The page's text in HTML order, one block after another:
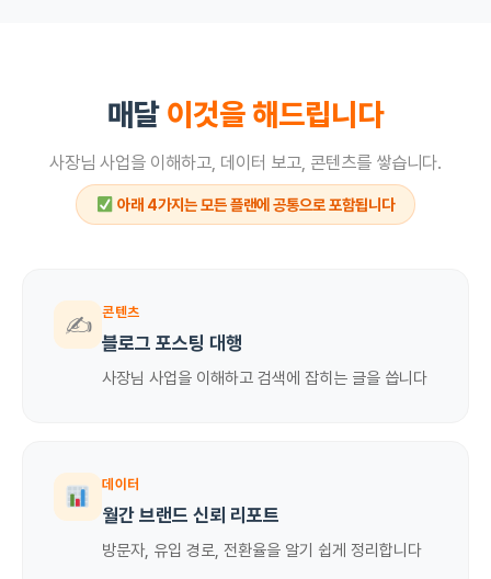
매달 이것을 해드립니다
사장님 사업을 이해하고, 데이터 보고, 콘텐츠를 쌓습니다.
아래 4가지는 모든 플랜에 공통으로 포함됩니다
✍️ 콘텐츠
블로그 포스팅 대행
사장님 사업을 이해하고 검색에 잡히는 글을 씁니다
데이터
월간 브랜드 신뢰 리포트
방문자, 유입 경로, 전환율을 알기 쉽게 정리합니다